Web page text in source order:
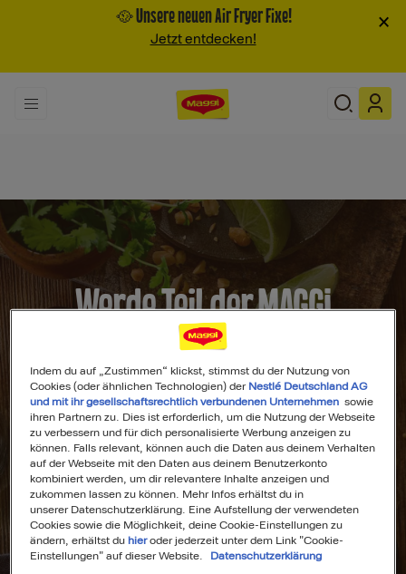
🥘 Unsere neuen Air Fryer Fixe!
Jetzt entdecken!
×
Werde Teil der MAGGI
Community
All Deine
Lieblingsrezepte
an einem Ort!
Dein
Wochenplaner für
stressfreies
Kochen!
Indem du auf „Zustimmen“ klickst, stimmst du der Nutzung von
Cookies (oder ähnlichen Technologien) der Nestlé Deutschland AG
und mit ihr gesellschaftsrechtlich verbundenen Unternehmen sowie
ihren Partnern zu. Dies ist erforderlich, um die Nutzung der Webseite
zu verbessern und für dich personalisierte Werbung anzeigen zu
können. Falls relevant, können auch die Daten aus deinem Verhalten
auf der Webseite mit den Daten aus deinem Benutzerkonto
kombiniert werden, um dir relevantere Inhalte anzeigen und
zukommen lassen zu können. Mehr Infos erhältst du in
unserer Datenschutzerklärung. Eine Aufstellung der verwendeten
Cookies sowie die Möglichkeit, deine Cookie-Einstellungen zu
ändern, erhältst du hieroder jederzeit unter dem Link "Cookie-
Einstellungen" auf dieser Website.
Datenschutzerklärung